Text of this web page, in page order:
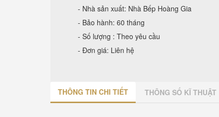
- Nhà sản xuất: Nhà Bếp Hoàng Gia
- Bảo hành: 60 tháng
- Số lượng : Theo yêu cầu
- Đơn giá: Liên hệ
THÔNG TIN CHI TIẾT THÔNG SỐ KĨ THUẬT